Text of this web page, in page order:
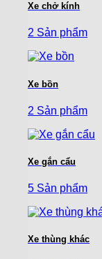
Xe chở kính
2 Sản phẩm
Xe bồn
2 Sản phẩm
Xe gắn cẩu
5 Sản phẩm
Xe thùng khác